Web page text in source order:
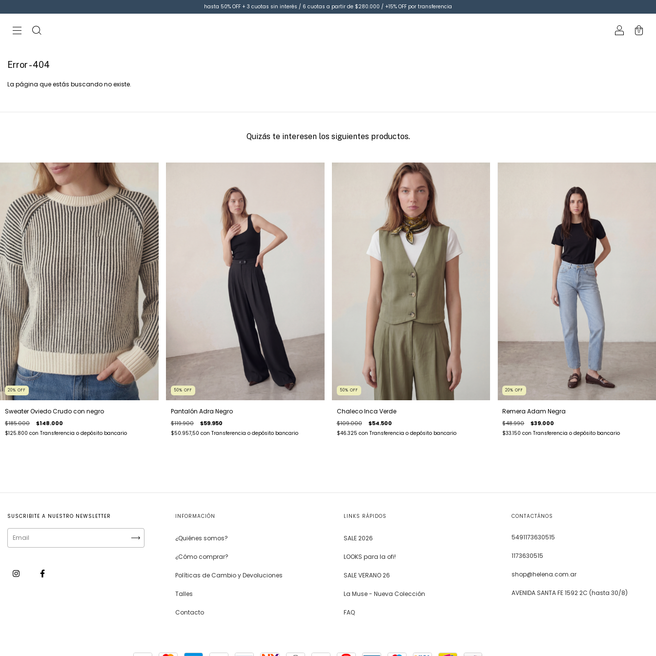
hasta 50% OFF + 3 cuotas sin interés / 6 cuotas a partir de $280.000 / +15% OFF por transferencia
0
Error - 404
La página que estás buscando no existe.
Quizás te interesen los siguientes productos.
20% OFF
Sweater Oviedo Crudo con negro
$185.000 $148.000
$125.800 con Transferencia o depósito bancario
50% OFF
Pantalón Adra Negro
$119.900 $59.950
$50.957,50 con Transferencia o depósito bancario
50% OFF
Chaleco Inca Verde
$109.000 $54.500
$46.325 con Transferencia o depósito bancario
20%OFF
Remera Adam Negra
$48.990 $39.000
$33.150con Transferencia o depósito bancario
SUSCRIBITE A NUESTRO NEWSLETTER INFORMACIÓN
¿Quiénes somos?
¿Cómo comprar?
Políticas de Cambio y Devoluciones
Talles
Contacto
LINKS RÁPIDOS
SALE 2026
LOOKS para la ofi!
SALE VERANO 26
La Muse - Nueva Colección
FAQ
CONTACTÁNOS
5491173630515
1173630515
shop@helena.com.ar
AVENIDA SANTA FE 1592 2C (hasta 30/8)